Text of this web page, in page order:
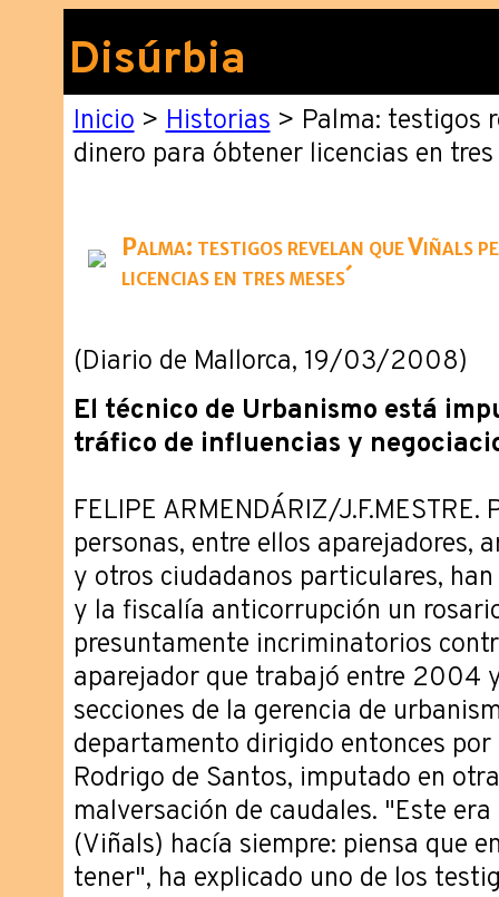
Disúrbia
Inicio>Historias> Palma: testigos
dinero para ´obtener licencias en tres
Palma: testigos revelan que Viñals
licencias en tres meses´
(Diario de Mallorca, 19/03/2008)
El técnico de Urbanismo está
tráfico de influencias y
FELIPE ARMENDÁRIZ/
personas, entre ellos aparejadores,
y otros ciudadanos particulares,
y la fiscalía anticorrupción un
presuntamente incriminatorios
aparejador que trabajó entre 2004
secciones de la gerencia de
departamento dirigido entonces por
Rodrigo de Santos, imputado en
malversación de caudales. "Este
(Viñals) hacía siempre: piensa que
tener", ha explicado uno de los